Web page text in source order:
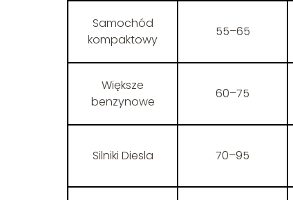
Samochód
kompaktowy
55–65
Większe
benzynowe
60–75
Silniki Diesla 70–95